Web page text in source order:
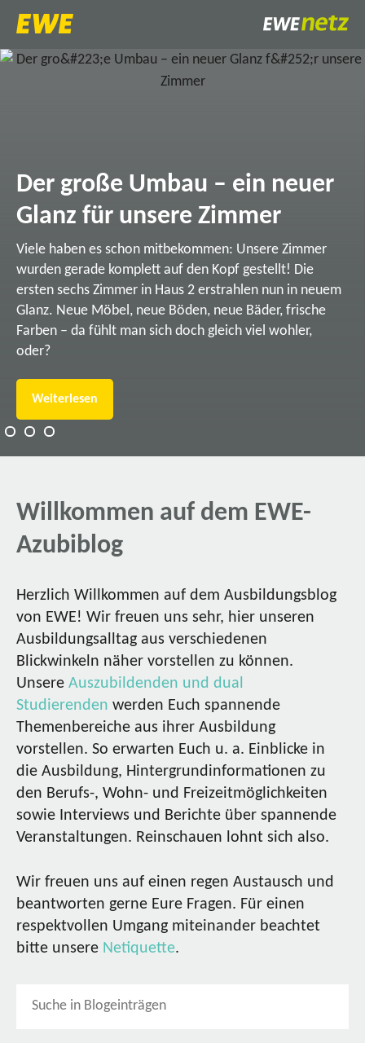
Der große Umbau – ein neuer
Glanz für unsere Zimmer
Viele haben es schon mitbekommen: Unsere Zimmer
wurden gerade komplett auf den Kopf gestellt! Die
ersten sechs Zimmer in Haus 2 erstrahlen nun in neuem
Glanz. Neue Möbel, neue Böden, neue Bäder, frische
Farben – da fühlt man sich doch gleich viel wohler,
oder?
Weiterlesen
Willkommen auf dem EWE-
Azubiblog
Herzlich Willkommen auf dem Ausbildungsblog
von EWE! Wir freuen uns sehr, hier unseren
Ausbildungsalltag aus verschiedenen
Blickwinkeln näher vorstellen zu können.
Unsere Auszubildenden und dual
Studierenden werden Euch spannende
Themenbereiche aus ihrer Ausbildung
vorstellen. So erwarten Euch u. a. Einblicke in
die Ausbildung, Hintergrundinformationen zu
den Berufs-, Wohn- und Freizeitmöglichkeiten
sowie Interviews und Berichte über spannende
Veranstaltungen. Reinschauen lohnt sich also.
Wir freuen uns auf einen regen Austausch und
beantworten gerne Eure Fragen. Für einen
respektvollen Umgang miteinander beachtet
bitte unsere Netiquette.